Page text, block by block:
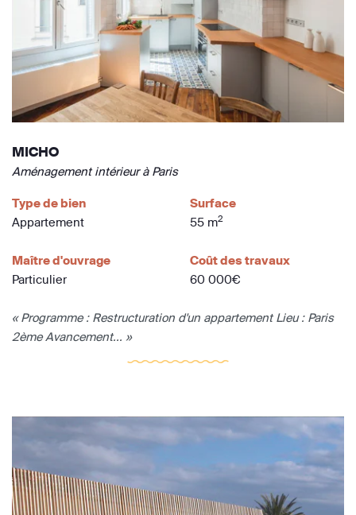
MICHO
Aménagement intérieur à Paris
Type de bien
Appartement
Surface
55 m2
Maître d'ouvrage
Particulier
Coût des travaux
60 000€
« Programme : Restructuration d'un appartement Lieu : Paris
2ème Avancement... »